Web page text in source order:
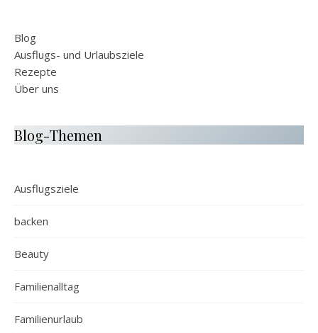
Blog
Ausflugs- und Urlaubsziele
Rezepte
Über uns
Blog-Themen
Ausflugsziele
backen
Beauty
Familienalltag
Familienurlaub